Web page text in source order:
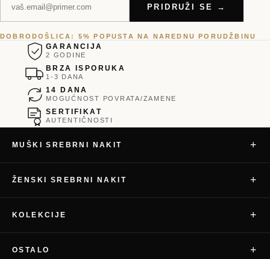
PRIDRUŽI SE →
DOBRODOŠLICA: 5% POPUSTA NA NAREDNU PORUDŽBINU
GARANCIJA
2 GODINE
BRZA ISPORUKA
1-3 DANA
14 DANA
MOGUĆNOST POVRATA/ZAMENE
SERTIFIKAT
AUTENTIČNOSTI
MUŠKI SREBRNI NAKIT +
ŽENSKI SREBRNI NAKIT +
KOLEKCIJE +
OSTALO +